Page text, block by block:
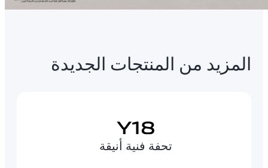
المزيد من المنتجات الجديدة
تحفة فنية أنيقة